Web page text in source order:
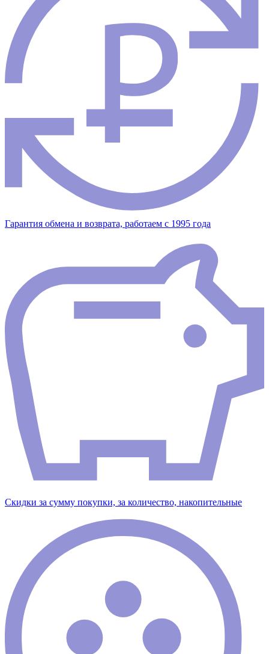
Гарантия обмена и возврата, работаем с 1995 года
Скидки за сумму покупки, за количество, накопительные